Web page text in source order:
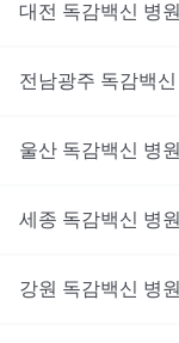
대전 독감백신 병원
전남광주 독감백신
울산 독감백신 병원
세종 독감백신 병원
강원 독감백신 병원